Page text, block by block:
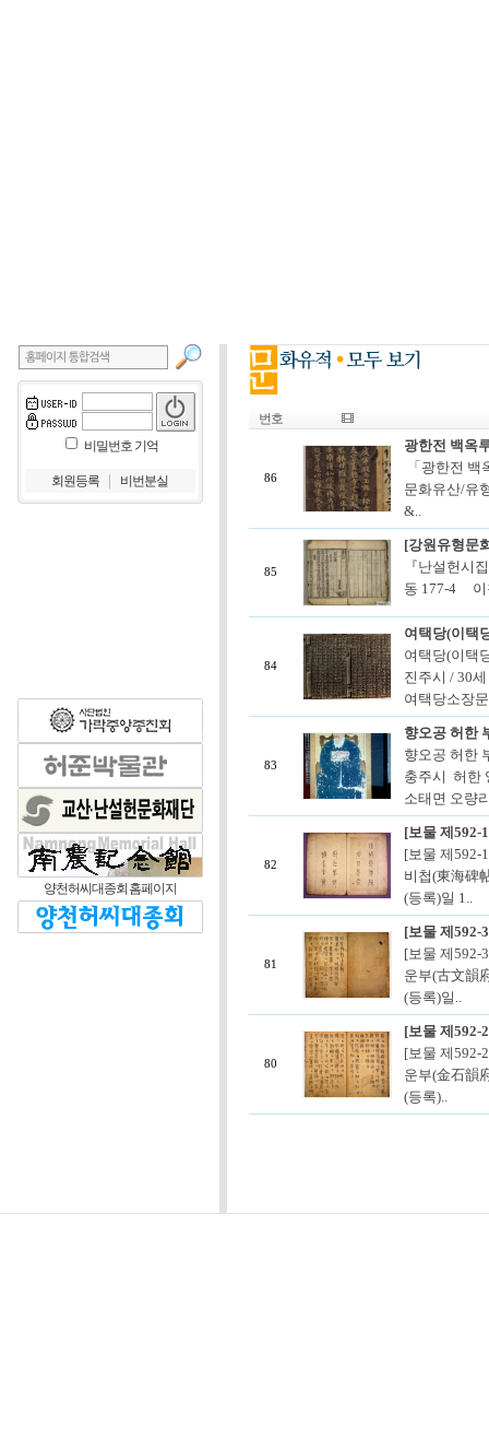
비밀번호 기억
회원등록 비번분실
양천허씨대종회 홈페이지
번호
86
광한전 백옥
「광한전
문화유산/유
&..
85
[강원유형문
『난설헌시
동 177-4 이
84
여택당(이택
여택당(이택
진주시 / 30
여택당소장
83
향오공 허한
향오공 허한
충주시 허한
소태면 오량
82
[보물 제592-
[보물 제
비첩(東海碑
(등록)일 1..
81
[보물 제592-
[보물 제
운부(古文韻
(등록)일..
80
[보물 제592-
[보물 제
운부(金石韻
(등록)..